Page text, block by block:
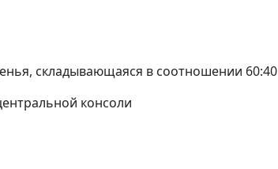
складывающаяся в соотношении 60:40
консоли